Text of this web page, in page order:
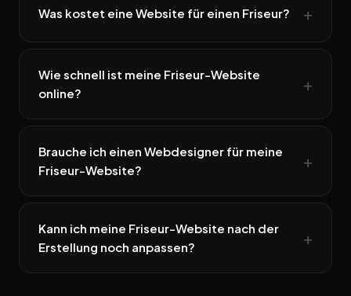
Was kostet eine Website für einen Friseur?
Wie schnell ist meine Friseur-Website
online?
Brauche ich einen Webdesigner für meine
Friseur-Website?
Kann ich meine Friseur-Website nach der
Erstellung noch anpassen?